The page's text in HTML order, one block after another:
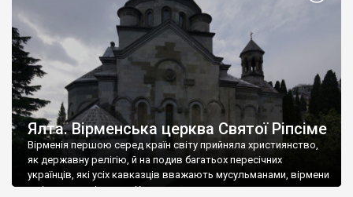
Ялта. Вірменська церква Святої Ріпсіме
Вірменія першою серед країн світу прийняла християнство,
як державну релігію, й на подив багатьох пересічних
українців, які усіх кавказців вважають мусульманами, вірмени
є відданими вірянами Христа